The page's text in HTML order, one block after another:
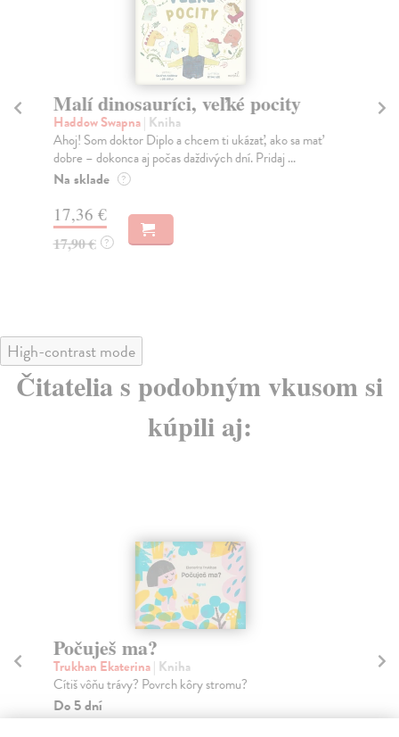
Malí dinosauríci, veľké pocity
Haddow Swapna| Kniha
Ahoj! Som doktor Diplo a chcem ti ukázať, ako sa mať
dobre – dokonca aj počas daždivých dní. Pridaj ...
Na sklade ?
17,36 €
17,90 € ?
High-contrast mode
Čitatelia s podobným vkusom si
kúpili aj:
Počuješ ma?
Trukhan Ekaterina| Kniha
Cítiš vôňu trávy? Povrch kôry stromu?
Do 5 dní